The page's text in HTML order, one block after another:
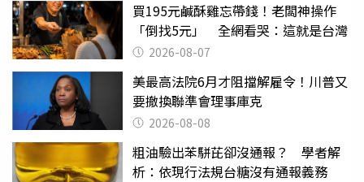
買195元鹹酥雞忘帶錢！老闆神操作
「倒找5元」 全網看哭：這就是台灣
2026-08-07
美最高法院6月才阻擋解雇令！川普又
要撤換聯準會理事庫克
2026-08-08
粗油驗出苯駢芘卻沒通報？ 學者解
析：依現行法規台糖沒有通報義務